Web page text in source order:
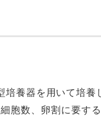
養器を用いて培養
胞数、卵割に要す